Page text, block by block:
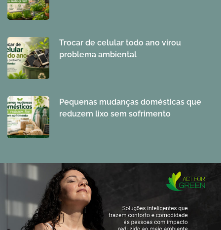
Trocar de celular todo ano virou
problema ambiental
Pequenas mudanças domésticas que
reduzem lixo sem sofrimento